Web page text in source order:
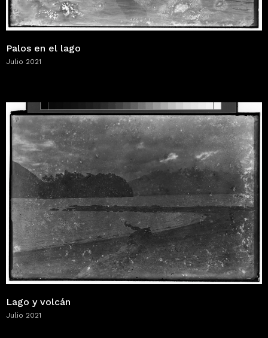
Palos en el lago
Julio 2021
Lago y volcán
Julio 2021